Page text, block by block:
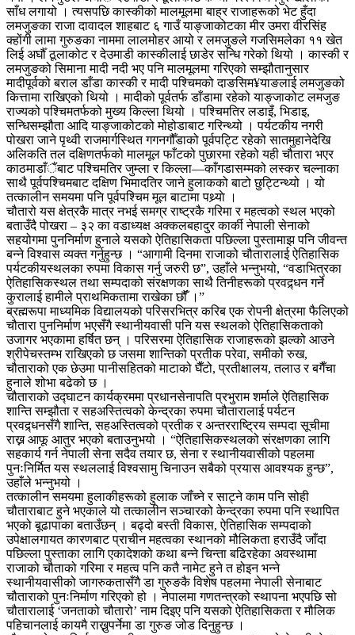
साँध लगायो । त्यसपछि कास्कीको मालमूलमा बाह्र राजाहरूको भेट हुँदा
लमजुङका राजा दावादल शाहबाट ६ गाउँ याङ्जाकोटका मीर उमरा वीरसिंह
क्होंगी लामा गुरुङका नाममा लालमोहर आयो र लमजुङले गजसिमलेका ११ खेत
लिई अर्घौँ ठूलाकोट र देउमाडी कास्कीलाई छाडेर सन्धि गरेको थियो । कास्की र
लमजुङको सिमाना मादी नदी भए पनि मालमूलमा गरिएको सम्झौतानुसार
मादीपूर्वको बराल डाँडा कास्की र मादी पश्चिमको दाङसिम¥याङलाई लमजुङको
कित्तामा राखिएको थियो । मादीको पूर्वतर्फ डाँडामा रहेको याङ्जाकोट लमजुङ
राज्यको पश्चिमतर्फको मुख्य किल्ला थियो । पश्चिमतिर लडाइँ, भिडाइ,
सन्धिसम्झौता आदि याङ्जाकोटको मोहोडाबाट गरिन्थ्यो । पर्यटकीय नगरी
पोखरा जाने पृथ्वी राजमार्गस्थित गगनगौँडाको पूर्वपट्टि रहेको सातमुहानेदेखि
अलिकति तल दक्षिणतर्फको मालमूल फाँटको पुछारमा रहेको यही चौतारा भएर
काठमाडाँैंबाट पश्चिमतिर जुम्ला र किल्ला—काँगडासम्मको लस्कर चल्नाका
साथै पूर्वपश्चिमबाट दक्षिण भिमादतिर जाने हुलाकको बाटो छुट्टिन्थ्यो । यो
तत्कालीन समयमा पनि पूर्वपश्चिम मूल बाटामा पथ्र्याे ।
चौतारो यस क्षेत्रकै मात्र नभई समग्र राष्ट्रकै गरिमा र महत्वको स्थल भएको
बताउँदै पोखरा – ३२ का वडाध्यक्ष अक्कलबहादुर कार्की नेपाली सेनाको
सहयोगमा पुननिर्माण हुनाले यसको ऐतिहासिकता पछिल्ला पुस्तामाझ पनि जीवन्त
बन्ने विश्वास व्यक्त गर्नुहुन्छ । “आगामी दिनमा राजाको चौतारालाई ऐतिहासिक
पर्यटकीयस्थलका रुपमा विकास गर्नु जरुरी छ”, उहाँले भन्नुभयो, “वडाभित्रका
ऐतिहासिकस्थल तथा सम्पदाको संरक्षणका साथै तिनीहरूको प्रवद्र्धन गर्ने
कुरालाई हामीले प्राथमिकतामा राखेका छौंँ ।”
ब्रह्मरूपा माध्यमिक विद्यालयको परिसरभित्र करिब एक रोपनी क्षेत्रमा फैलिएको
चौतारा पुननिर्माण भएसँगै स्थानीयवासी पनि यस स्थलको ऐतिहासिकताको
उजागर भएकामा हर्षित छन् । परिसरमा ऐतिहासिक राजाहरूको झल्को आउने
श्रीपेचस्तम्भ राखिएको छ जसमा शान्तिको प्रतीक परेवा, समीको रुख,
चौताराको एक छेउमा पानीसहितको माटाको घैँटो, प्रतीक्षालय, तलाउ र बगैँचा
हुनाले शोभा बढेको छ ।
चौताराको उद्घाटन कार्यक्रममा प्रधानसेनापति प्रभुराम शर्माले ऐतिहासिक
शान्ति सम्झौता र सहअस्तित्वको केन्द्रका रुपमा चौतारालाई पर्यटन
प्रवद्र्धनसँगै शान्ति, सहअस्तित्वको प्रतीक र अन्तरराष्ट्रिय सम्पदा सूचीमा
राख्न आफू आतुर भएको बताउनुभयो । “ऐतिहासिकस्थलको संरक्षणका लागि
सहकार्य गर्न नेपाली सेना सदैव तयार छ, सेना र स्थानीयवासीको पहलमा
पुनःनिर्मित यस स्थललाई विश्वसामु चिनाउन सबैको प्रयास आवश्यक हुन्छ”,
उहाँले भन्नुभयो ।
तत्कालीन समयमा हुलाकीहरूको हुलाक जाँच्ने र साट्ने काम पनि सोही
चौताराबाट हुने भएकाले यो तत्कालीन सञ्चारको केन्द्रका रुपमा पनि स्थापित
भएको बूढापाका बताउँछन् । बढ्दो बस्ती विकास, ऐतिहासिक सम्पदाको
उपेक्षालगायत कारणबाट प्राचीन महत्वका स्थानको मौलिकता हराउँदै जाँदा
पछिल्ला पुस्ताका लागि एकादेशको कथा बन्ने चिन्ता बढिरहेका अवस्थामा
राजाको चौताको गरिमा र महत्व पनि कतै नामेट हुने त होइन भन्ने
स्थानीयवासीको जागरुकतासँगै डा गुरुङकै विशेष पहलमा नेपाली सेनाबाट
चौताराको पुनःनिर्माण गरिएको हो । नेपालमा गणतन्त्रको स्थापना भएपछि सो
चौतारालाई ‘जनताको चौतारो’ नाम दिइए पनि यसको ऐतिहासिकता र मौलिक
पहिचानलाई कायमै राख्नुपर्नेमा डा गुरुङ जोड दिनुहुन्छ ।